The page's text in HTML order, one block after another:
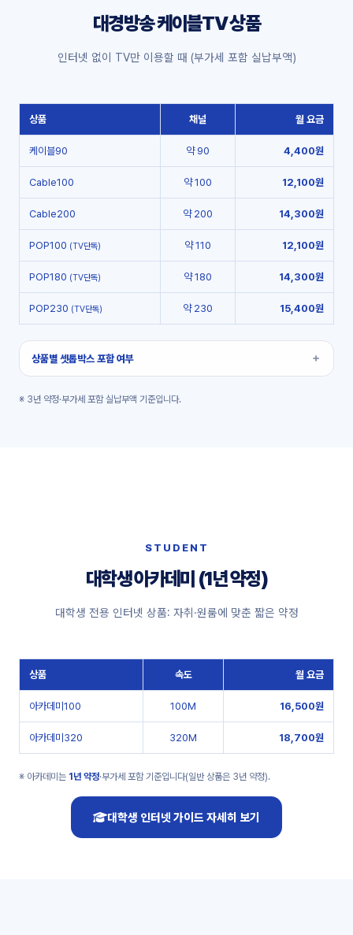
대경방송 케이블TV 상품
인터넷 없이 TV만 이용할 때 (부가세 포함 실납부액)
상품 채널 월 요금
케이블90 약 90 4,400원
Cable100 약 100 12,100원
Cable200 약 200 14,300원
POP100 (TV단독) 약 110 12,100원
POP180 (TV단독) 약 180 14,300원
POP230 (TV단독) 약 230 15,400원
상품별 셋톱박스 포함 여부
※ 3년 약정·부가세 포함 실납부액 기준입니다.
STUDENT
대학생 아카데미 (1년 약정)
대학생 전용 인터넷 상품: 자취·원룸에 맞춘 짧은 약정
상품 속도 월 요금
아카데미100 100M 16,500원
아카데미320 320M 18,700원
※ 아카데미는 1년 약정·부가세 포함 기준입니다(일반 상품은 3년 약정).
대학생 인터넷 가이드 자세히 보기